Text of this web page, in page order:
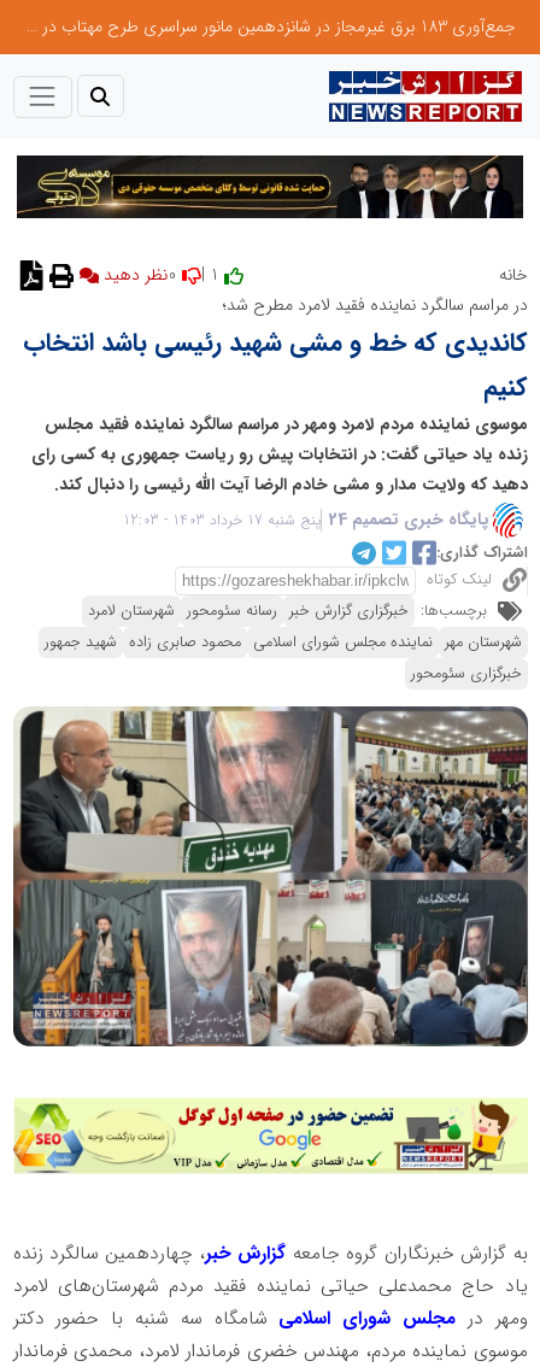
جمع‌آوری 183 برق غیرمجاز در شانزدهمین مانور سراسری طرح مهتاب در استان تهران
خانه
در مراسم سالگرد نماینده فقید لامرد مطرح شد؛
کاندیدی که خط و مشی شهید رئیسی باشد انتخاب
کنیم
موسوی نماینده مردم لامرد ومهر در مراسم سالگرد نماینده فقید مجلس
زنده یاد حیاتی گفت: در انتخابات پیش رو ریاست جمهوری به کسی رای
دهید که ولایت مدار و مشی خادم الرضا آیت الله رئیسی را دنبال کند.
پایگاه خبری تصمیم 24
پنج شنبه 17 خرداد 1403 - 12:03
اشتراک گذاری:
لینک کوتاه
برچسب‌ها: خبرگزاری گزارش خبر رسانه سئومحور شهرستان لامرد
شهرستان مهر نماینده مجلس شورای اسلامی محمود صابری زاده شهید جمهور
خبرگزاری سئومحور
به گزارش خبرنگاران گروه جامعه گزارش خبر، چهاردهمین سالگرد زنده
یاد حاج محمدعلی حیاتی نماینده فقید مردم شهرستان‌های لامرد
ومهر درمجلس شورای اسلامی شامگاه سه شنبه با حضور دکتر
موسوی نماینده مردم، مهندس خضری فرماندار لامرد، محمدی فرماندار